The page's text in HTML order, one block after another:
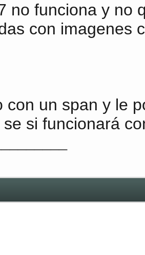
no funciona y no
con imagenes
con un span y le
si funcionará